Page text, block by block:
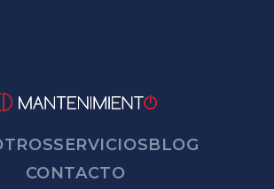
SERVICIOSBLOG
CONTACTO